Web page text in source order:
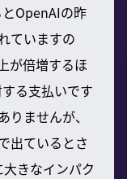
OpenAIの昨
ていますの
が倍増するほ
る支払いです
ませんが、
出ているとさ
きなインパク